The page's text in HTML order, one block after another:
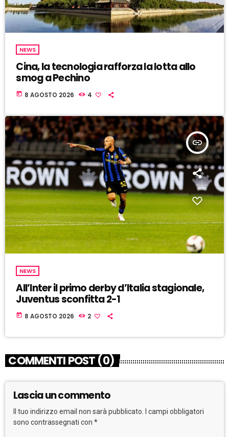
NEWS
Cina, la tecnologia rafforza la lotta allo
smog a Pechino
today 8 AGOSTO 2026 4
insert_link
NEWS
All’Inter il primo derby d’Italia stagionale,
Juventus sconfitta 2-1
today 8 AGOSTO 2026 2
COMMENTI POST (0)
Lascia un commento
Il tuo indirizzo email non sarà pubblicato. I campi obbligatori
sono contrassegnati con *